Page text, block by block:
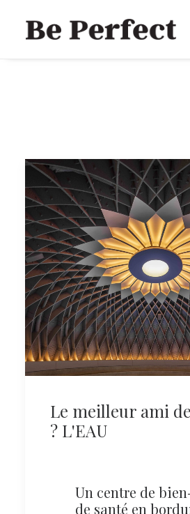
RECHERCHE
Le meilleur ami
? L'EAU
Un centre de
de santé en